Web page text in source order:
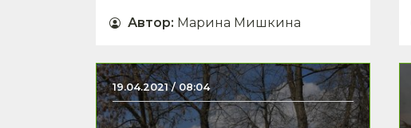
Автор: Марина Мишкина
19.04.2021 / 08:04